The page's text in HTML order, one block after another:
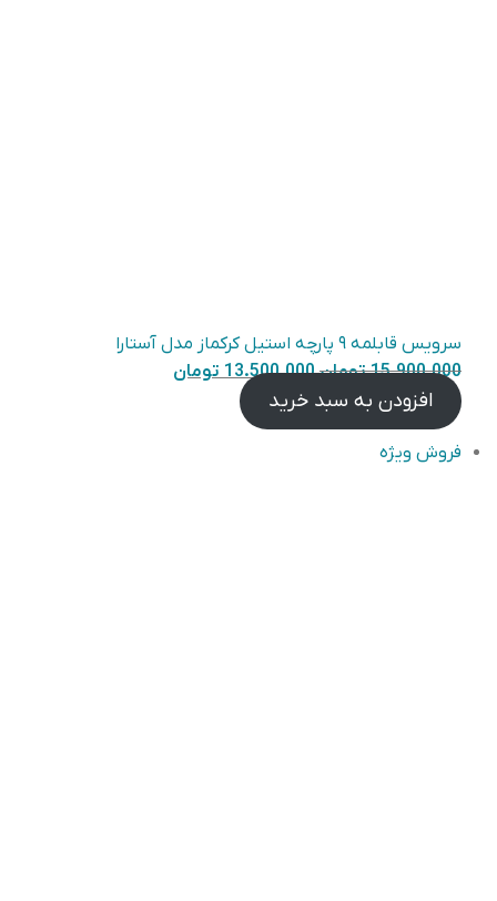
سرویس قابلمه ۹ پارچه استیل کرکماز مدل آستارا
15.900.000تومانقیمت
اصلی
13.500.000تومان
افزودن به سبد خرید
فروش ویژهمحصول